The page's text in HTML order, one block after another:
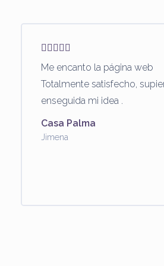
Me encanto la página web
Totalmente satisfecho,
enseguida mi idea .
Casa Palma
Jimena